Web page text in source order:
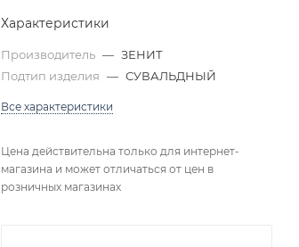
Характеристики
Производитель — ЗЕНИТ
Подтип изделия — СУВАЛЬДНЫЙ
Все характеристики
Цена действительна только для интернет-
магазина и может отличаться от цен в
розничных магазинах